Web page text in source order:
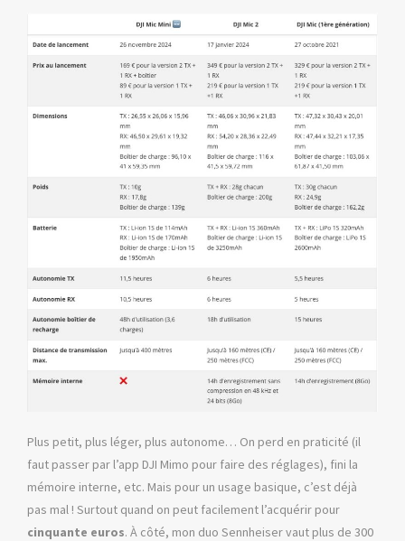
Plus petit, plus léger, plus autonome… On perd en praticité (il
faut passer par l’app DJI Mimo pour faire des réglages), fini la
mémoire interne, etc. Mais pour un usage basique, c’est déjà
pas mal ! Surtout quand on peut facilement l’acquérir pour
cinquante euros. À côté, mon duo Sennheiser vaut plus de 300